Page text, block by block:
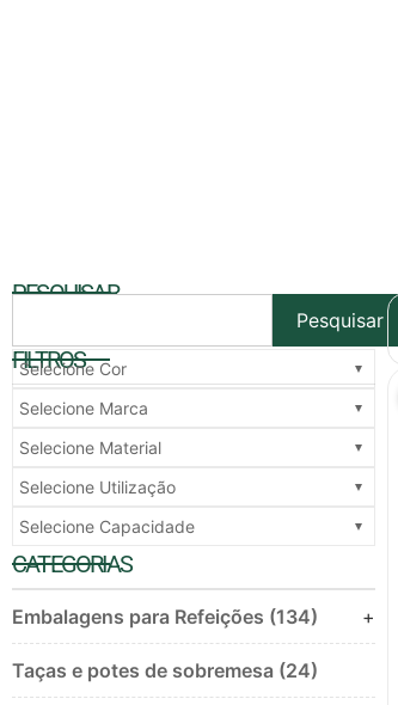
PESQUISAR
Pesquisar
FILTROS
Selecione Cor
Selecione Marca
Selecione Material
Selecione Utilização
Selecione Capacidade
CATEGORIAS
Embalagens para Refeições (134) +
Taças e potes de sobremesa (24)